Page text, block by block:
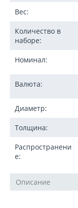
Вес:
Количество в
наборе:
Номинал:
Валюта:
Диаметр:
Толщина:
Распространени
е:
Описание